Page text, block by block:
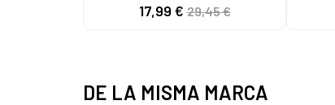
17,99 €29,45 €
DE LA MISMA MARCA